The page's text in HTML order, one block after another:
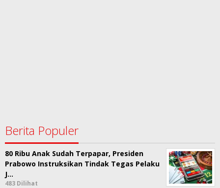
Berita Populer
80 Ribu Anak Sudah Terpapar, Presiden
Prabowo Instruksikan Tindak Tegas Pelaku
J…
483 Dilihat